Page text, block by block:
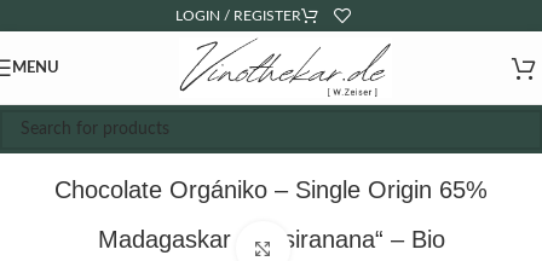
LOGIN / REGISTER
MENU
Chocolate Orgániko – Single Origin 65%
Madagaskar „Antsiranana“ – Bio
Click to enlarge